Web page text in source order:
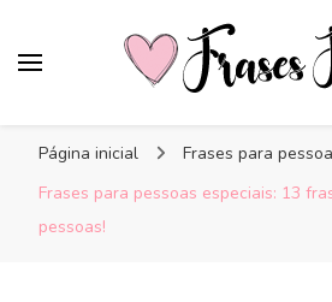
Página inicial
Frases para
Frases para pessoas especiais: 13
pessoas!